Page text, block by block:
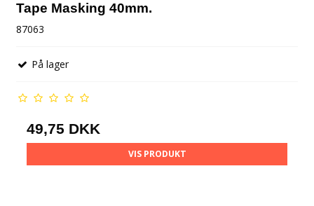
Tape Masking 40mm.
87063
På lager
49,75 DKK
VIS PRODUKT